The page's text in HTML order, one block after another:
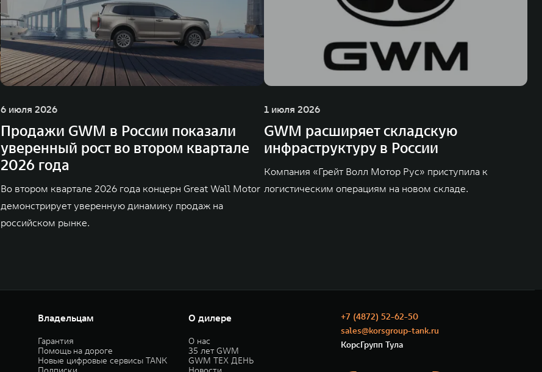
6 июля 2026
Продажи GWM в России показали
уверенный рост во втором квартале
2026 года
Во втором квартале 2026 года концерн Great Wall Motor
демонстрирует уверенную динамику продаж на
российском рынке.
1 июля 2026
GWM расширяет складскую
инфраструктуру в России
Компания «Грейт Волл Мотор Рус» приступила к
логистическим операциям на новом складе.
Владельцам
Гарантия
Помощь на дороге
Новые цифровые сервисы TANK
О дилере
О нас
35 лет GWM
GWM ТЕХ ДЕНЬ
+7 (4872) 52-62-50
sales@korsgroup-tank.ru
КорсГрупп Тула